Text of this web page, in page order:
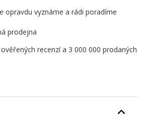
opravdu vyznáme a rádi poradíme
prodejna
recenzí a 3 000 000 prodaných